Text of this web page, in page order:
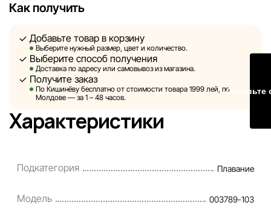
не может гарантировать абсолютную точность всех
технических ошибок или сбоев. Мы также не отвечаем
за содержание и актуальность информации на
сторонних ресурсах, ссылки на которые могут быть
размещены на нашем сайте.
Sportlandia оставляет за собой право в одностороннем
порядке и без предварительного уведомления вносить
представленные на сайте, являются смоделированными
информация о товарах предоставляется в
Как получить
Добавьте товар в корзину
Выберите нужный размер, цвет и количество.
Выберите способ получения
Доставка по адресу или самовывоз из магазина.
Получите заказ
По Кишинёву бесплатно от стоимости товара 1999 лей, по
Молдове — за 1 – 48 часов.
Характеристики
Подкатегория Плавание
Модель 003789-103
Оставьте